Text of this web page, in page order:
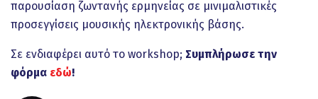
παρουσίαση ζωντανής ερμηνείας σε μινιμαλιστικές
προσεγγίσεις μουσικής ηλεκτρονικής βάσης.
Σε ενδιαφέρει αυτό το workshop; Συμπλήρωσε την
φόρμα εδώ!